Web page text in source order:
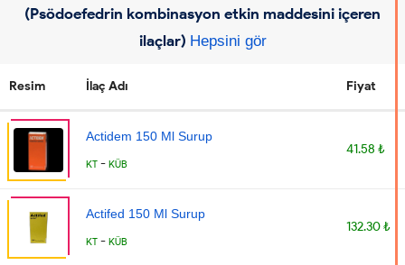
(Psödoefedrin kombinasyon etkin maddesini içeren
ilaçlar) Hepsini gör
Resim İlaç Adı Fiyat
Actidem 150 Ml Surup
KT - KÜB
41.58 ₺
Actifed 150 Ml Surup
KT - KÜB
132.30 ₺